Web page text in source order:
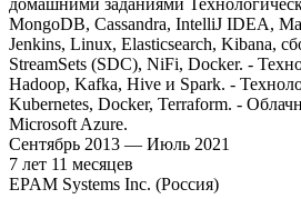
домашними заданиями
MongoDB, Cassandra, IntelliJ IDEA,
Jenkins, Linux, Elasticsearch, Kibana,
StreamSets (SDC), NiFi, Docker. -
Hadoop, Kafka, Hive и Spark. -
Kubernetes, Docker, Terraform. -
Microsoft Azure.
Сентябрь 2013 — Июль 2021
7 лет 11 месяцев
EPAM Systems Inc. (Россия)